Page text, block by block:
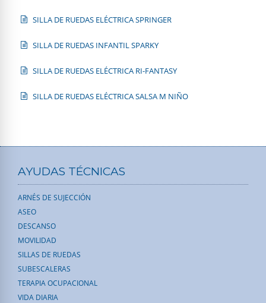
SILLA DE RUEDAS ELÉCTRICA SPRINGER
SILLA DE RUEDAS INFANTIL SPARKY
SILLA DE RUEDAS ELÉCTRICA RI-FANTASY
SILLA DE RUEDAS ELÉCTRICA SALSA M NIÑO
AYUDAS TÉCNICAS
ARNÉS DE SUJECCIÓN
ASEO
DESCANSO
MOVILIDAD
SILLAS DE RUEDAS
SUBESCALERAS
TERAPIA OCUPACIONAL
VIDA DIARIA